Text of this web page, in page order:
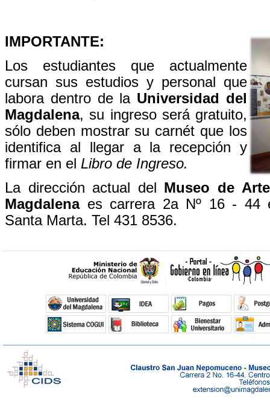
IMPORTANTE:
Los estudiantes que actualmente
cursan sus estudios y personal que
labora dentro de la Universidad del
Magdalena, su ingreso será gratuito,
sólo deben mostrar su carnét que los
identifica al llegar a la recepción y
firmar en el Libro de Ingreso.
La dirección actual del
Museo de
Magdalena es carrera 2a Nº 16 - 44
Santa Marta. Tel 431 8536.